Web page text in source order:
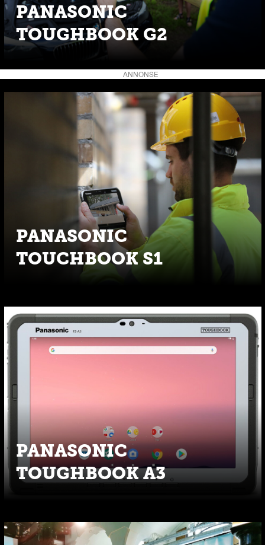
PANASONIC
TOUGHBOOK G2
ANNONSE
PANASONIC
TOUCHBOOK S1
PANASONIC
TOUGHBOOK A3